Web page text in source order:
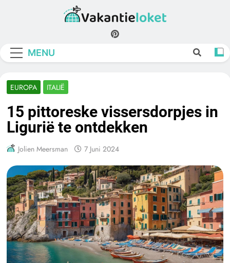
Vakantieloket
MENU
EUROPA ITALIË
15 pittoreske vissersdorpjes in
Ligurië te ontdekken
Jolien Meersman 7 Juni 2024